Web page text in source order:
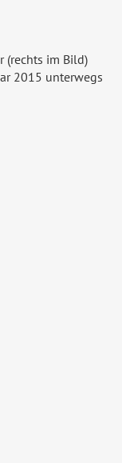
(rechts im Bild)
2015 unterwegs